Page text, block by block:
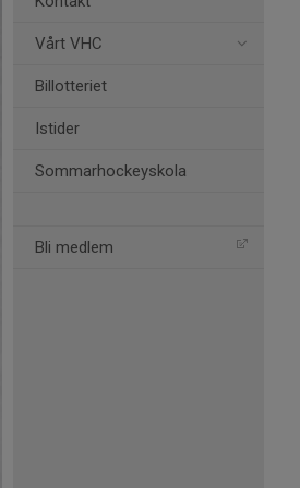
Vårt VHC
Billotteriet
Istider
Sommarhockeyskola
Bli medlem